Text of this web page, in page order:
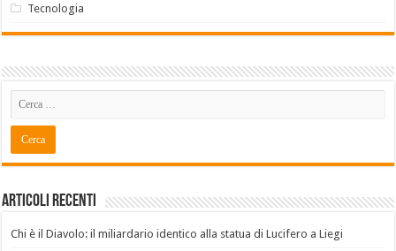
Tecnologia
Articoli recenti
Chi è il Diavolo: il miliardario identico alla statua di Lucifero a Liegi